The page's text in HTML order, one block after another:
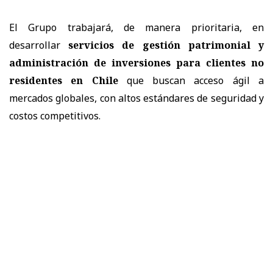
El Grupo trabajará, de manera prioritaria, en
desarrollarservicios de gestión patrimonial y
administración de inversiones para clientes no
residentes en Chileque buscan acceso ágil a
mercados globales, con altos estándares de seguridad y
costos competitivos.